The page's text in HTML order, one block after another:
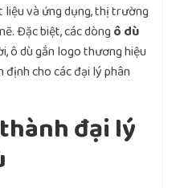
liệu và ứng dụng, thị trường
Đặc biệt, các dòngô dù
ô dù gắn logo thương hiệu
cho các đại lý phân
đại lý